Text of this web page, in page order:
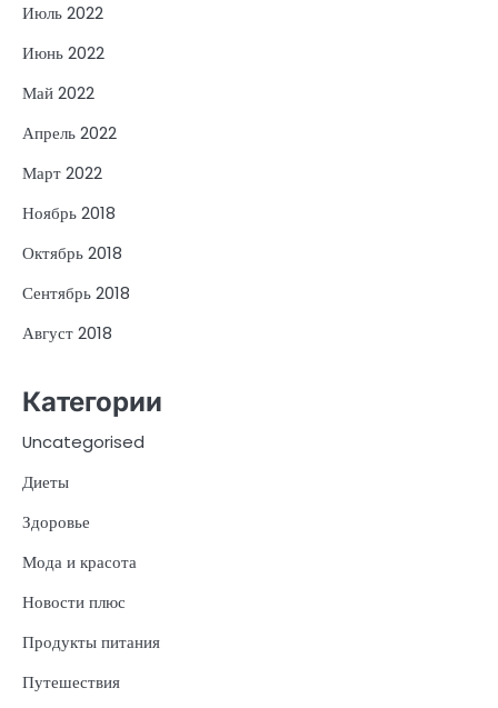
Июль 2022
Июнь 2022
Май 2022
Апрель 2022
Март 2022
Ноябрь 2018
Октябрь 2018
Сентябрь 2018
Август 2018
Категории
Uncategorised
Диеты
Здоровье
Мода и красота
Новости плюс
Продукты питания
Путешествия